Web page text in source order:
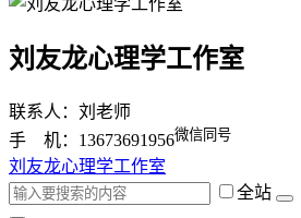
刘友龙心理学工作室
联系人：刘老师
手 机：13673691956微信同号
刘友龙心理学工作室
全站